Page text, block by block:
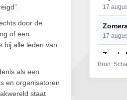
door de
of een
bij alle leden van
als een
en organisatoren
staat
17
17
Zesde
17
Bron: